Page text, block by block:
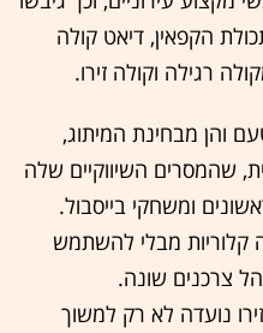
הקפאין, דיאט קולה
רגילה וקולה זירו.
והן מבחינת המיתוג,
שהמסרים השיווקיים שלה
ומשחקי בייסבול.
קלוריות מבלי להשתמש
צרכנים שונה.
נועדה לא רק למשוך